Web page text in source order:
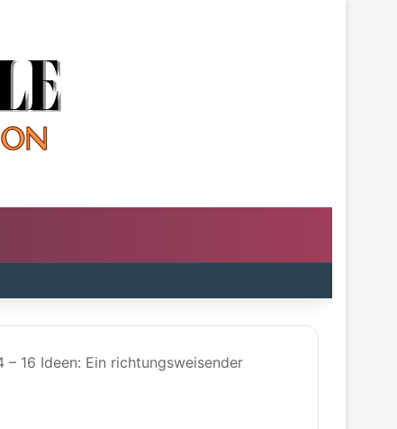
16 Ideen: Ein richtungsweisender